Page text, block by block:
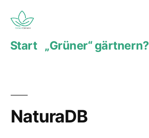
Inhalt
springen
Start „Grüner“ gärtnern?
NaturaDB